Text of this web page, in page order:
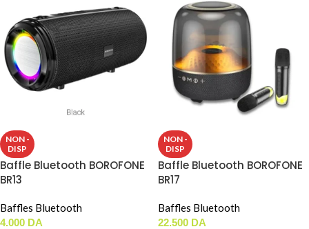
NON -
DISP
Baffle Bluetooth BOROFONE
BR13
Baffles Bluetooth
4.000 DA
NON -
DISP
Baffle Bluetooth BOROFONE
BR17
Baffles Bluetooth
22.500 DA